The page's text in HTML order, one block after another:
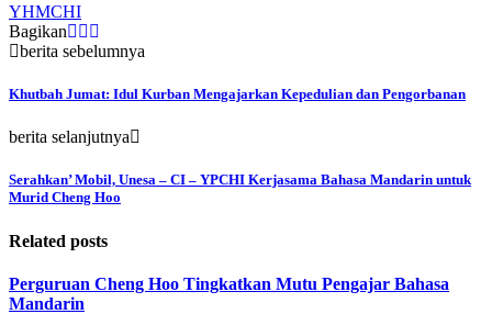
YHMCHI
Bagikan
berita sebelumnya
Khutbah Jumat: Idul Kurban Mengajarkan Kepedulian dan Pengorbanan
berita selanjutnya
Serahkan’ Mobil, Unesa – CI – YPCHI Kerjasama Bahasa Mandarin untuk
Murid Cheng Hoo
Related posts
Perguruan Cheng Hoo Tingkatkan Mutu Pengajar Bahasa
Mandarin